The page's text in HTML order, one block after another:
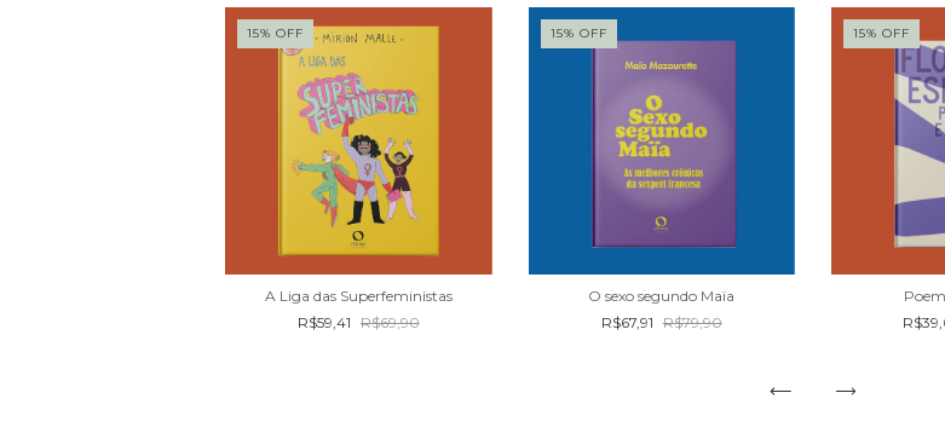
15% OFF
A Liga das Superfeministas
R$59,41 R$69,90
15% OFF
O sexo segundo Maïa
R$67,91 R$79,90
15% OFF